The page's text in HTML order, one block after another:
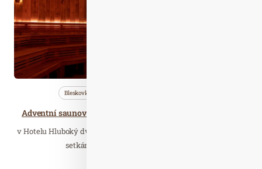
Bleskovky
Adventní saunové setkání saunérů v hotelu Hluboký dvůr
v Hotelu Hluboký dvůr proběhne tradiční mezinárodní Adventní
setkání saunérů. Těšit se můžete na…